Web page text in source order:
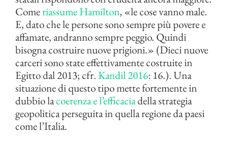
Comeriassume Hamilton, «le cose vanno male.
E, dato che le persone sono sempre più povere e
affamate, andranno sempre peggio. Quindi
bisogna costruire nuove prigioni.» (Dieci nuove
carceri sono state effettivamente costruite in
Egitto dal 2013; cfr.Kandil 2016: 16.). Una
situazione di questo tipo mette fortemente in
dubbio lacoerenza e l’efficaciadella strategia
geopolitica perseguita in quella regione da paesi
come l’Italia.